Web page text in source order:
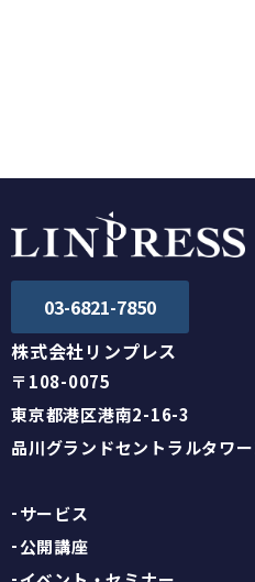
03-6821-7850
株式会社リンプレス
〒108-0075
東京都港区港南2-16-3
品川グランドセントラルタワ
サービス
公開講座